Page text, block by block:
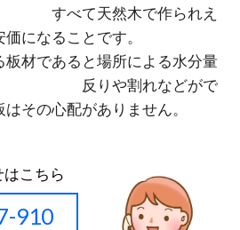
て天然木で作られえ
安価になることです。
材であると場所による水分量
りや割れなどがで
その心配がありません。
こちら
910